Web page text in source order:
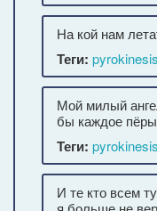
На кой нам
Теги: pyrokinesis
Мой милый
бы каждое
Теги: pyrokinesis
И те кто всем